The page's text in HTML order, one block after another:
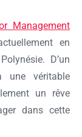
Management
en
D’un
une véritable
un rêve
dans cette